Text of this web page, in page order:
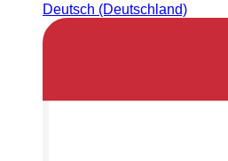
Deutsch (Deutschland)